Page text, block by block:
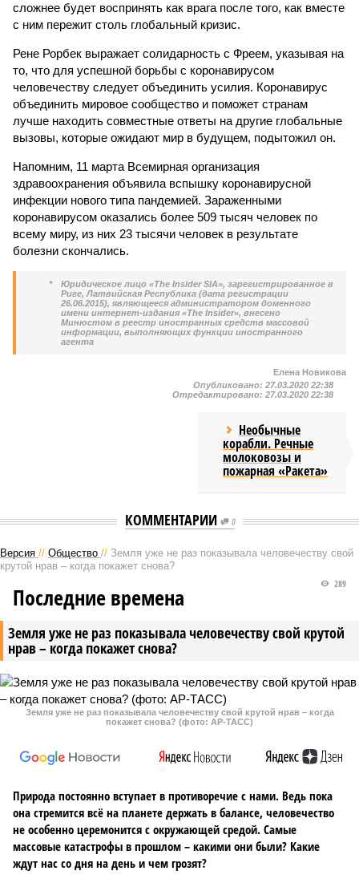
сложнее будет воспринять как врага после того, как вместе
с ним пережит столь глобальный кризис.
Рене Рорбек выражает солидарность с Фреем, указывая на
то, что для успешной борьбы с коронавирусом
человечеству следует объединить усилия. Коронавирус
объединить мировое сообщество и поможет странам
лучше находить совместные ответы на другие глобальные
вызовы, которые ожидают мир в будущем, подытожил он.
Напомним, 11 марта Всемирная организация
здравоохранения объявила вспышку коронавирусной
инфекции нового типа пандемией. Зараженными
коронавирусом оказались более 509 тысяч человек по
всему миру, из них 23 тысячи человек в результате
болезни скончались.
*
Юридическое лицо «The Insider SIA», зарегистрированное в
Риге, Латвийская Республика (дата регистрации
26.06.2015), являющееся администратором доменного
имени интернет-издания «The Insider», внесено
Минюстом в реестр иностранных средств массовой
информации, выполняющих функции иностранного
агента
Елена Новикова
Опубликовано: 27.03.2020 22:38
Отредактировано: 27.03.2020 22:38
Необычные
корабли. Речные
молоковозы и
пожарная «Ракета»
КОММЕНТАРИИ 0
Версия // Общество // Земля уже не раз показывала человечеству свой
крутой нрав – когда покажет снова?
Земля уже не раз показывала человечеству свой крутой
нрав – когда покажет снова?
289
Последние времена
Земля уже не раз показывала человечеству свой крутой нрав – когда
покажет снова? (фото: АР-ТАСС)
Природа постоянно вступает в противоречие с нами. Ведь пока
она стремится всё на планете держать в балансе, человечество
не особенно церемонится с окружающей средой. Самые
массовые катастрофы в прошлом – какими они были? Какие
ждут нас со дня на день и чем грозят?